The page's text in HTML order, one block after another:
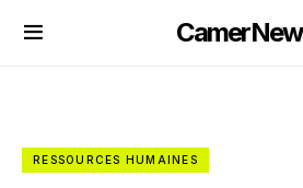
RESSOURCES HUMAINES